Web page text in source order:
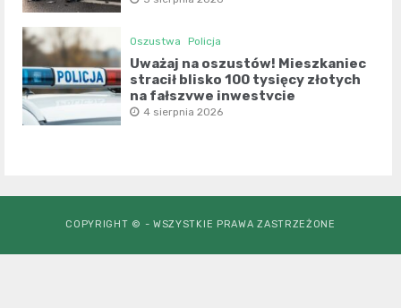
Oszustwa Policja
Uważaj na oszustów! Mieszkaniec
stracił blisko 100 tysięcy złotych
na fałszywe inwestycje
4 sierpnia 2026
COPYRIGHT © - WSZYSTKIE PRAWA ZASTRZEŻONE